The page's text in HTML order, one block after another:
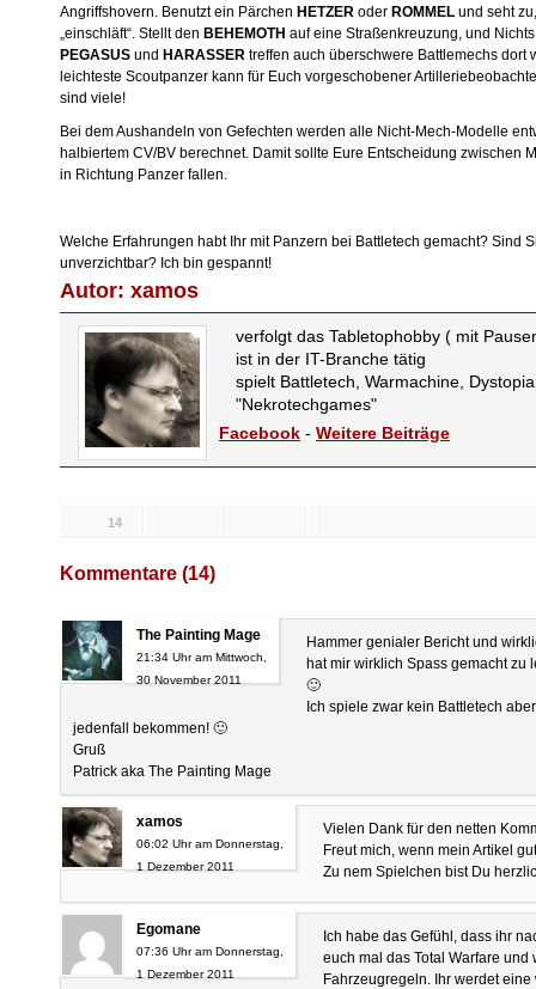
Angriffshovern. Benutzt ein Pärchen HETZER oder ROMMEL und seht
„einschläft“. Stellt den BEHEMOTH auf eine Straßenkreuzung, und
PEGASUS und HARASSER treffen auch überschwere Battlemechs dort
leichteste Scoutpanzer kann für Euch vorgeschobener
sind viele!
Bei dem Aushandeln von Gefechten werden alle Nicht-Mech-Modelle
halbiertem CV/BV berechnet. Damit sollte Eure Entscheidung zwischen
in Richtung Panzer fallen.
Welche Erfahrungen habt Ihr mit Panzern bei Battletech gemacht? Sind
unverzichtbar? Ich bin gespannt!
Autor: xamos
verfolgt das Tabletophobby ( mit
ist in der IT-Branche tätig
spielt Battletech, Warmachine,
"Nekrotechgames"
Facebook - Weitere Beiträge
14
Kommentare (14)
The Painting Mage
21:34 Uhr am Mittwoch,
30 November 2011
Hammer genialer Bericht und
hat mir wirklich Spass gemacht
🙂
Ich spiele zwar kein Battletech
jedenfall bekommen! 🙂
Gruß
Patrick aka The Painting Mage
xamos
06:02 Uhr am Donnerstag,
1 Dezember 2011
Vielen Dank für den netten
Freut mich, wenn mein Artikel
Zu nem Spielchen bist Du
Egomane
07:36 Uhr am Donnerstag,
1 Dezember 2011
Ich habe das Gefühl, dass ihr
euch mal das Total Warfare
Fahrzeugregeln. Ihr werdet